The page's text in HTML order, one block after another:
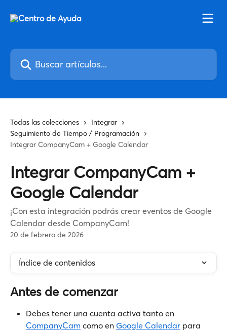
Buscar artículos...
Todas las colecciones
Integrar
Seguimiento de Tiempo / Programación
Integrar CompanyCam + Google Calendar
Integrar CompanyCam +
Google Calendar
¡Con esta integración podrás crear eventos de Google
Calendar desde CompanyCam!
20 de febrero de 2026
Índice de contenidos
Antes de comenzar
Debes tener una cuenta activa tanto en
CompanyCam como en Google Calendar para